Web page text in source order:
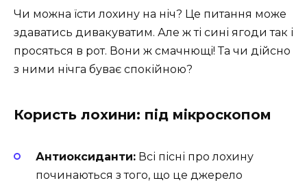
Чи можна їсти лохину на ніч? Це питання може
здаватись дивакуватим. Але ж ті сині ягоди так і
просяться в рот. Вони ж смачнющі! Та чи дійсно
з ними нічга буває спокійною?
Користь лохини: під мікроскопом
Антиоксиданти: Всі пісні про лохину
починаються з того, що це джерело